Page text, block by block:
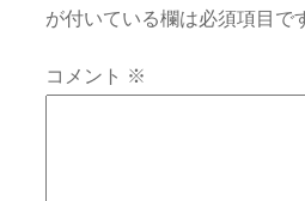
が付いている欄は必須項目で
コメント ※